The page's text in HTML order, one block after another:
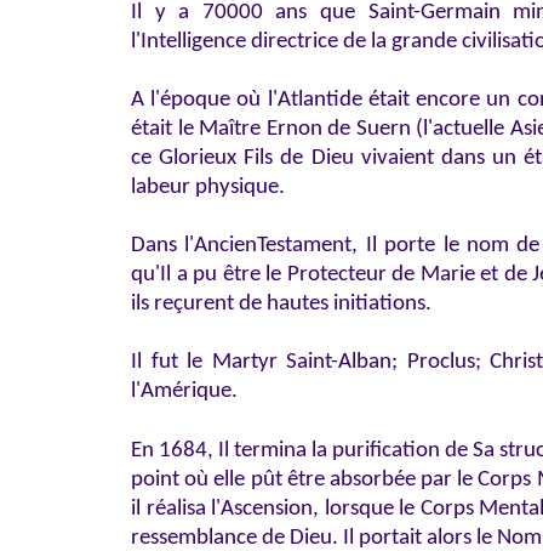
Il y a 70000 ans que Saint-Germain
l'Intelligence directrice de la grande
A l'époque où l'Atlantide était encore un
était le Maître Ernon de Suern (l'actuelle
ce Glorieux Fils de Dieu vivaient dans un
labeur physique.
Dans l'AncienTestament, Il porte le nom
qu'Il a pu être le Protecteur de Marie et de
ils reçurent de hautes initiations.
Il fut le Martyr Saint-Alban; Proclus;
l'Amérique.
En 1684, Il termina la purification de Sa
point où elle pût être absorbée par le Corps
il réalisa l'Ascension, lorsque le Corps
ressemblance de Dieu. Il portait alors le